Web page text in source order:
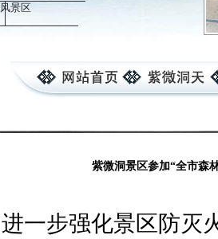
景区
紫微洞景区参加“全市森
步强化景区防灭